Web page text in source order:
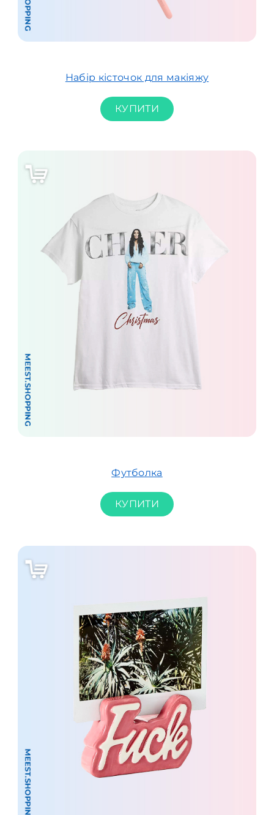
Набір кісточок для макіяжу
КУПИТИ
Футболка
КУПИТИ